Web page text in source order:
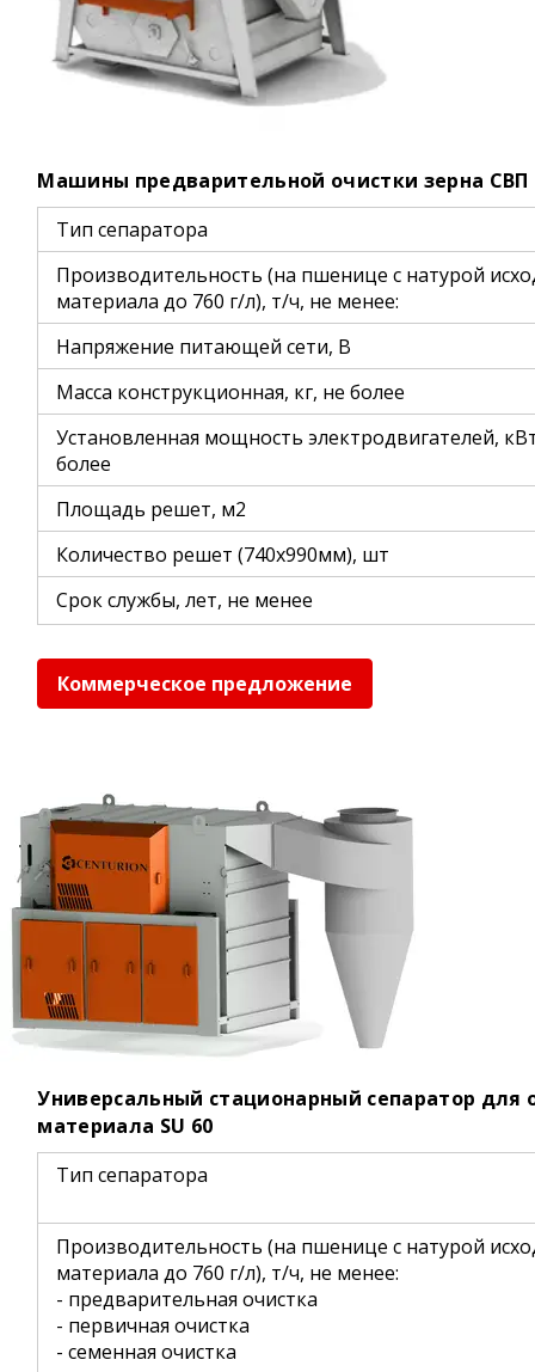
Машины предварительной очистки зерна СВП
Тип сепаратора
Производительность (на пшенице с натурой
материала до 760 г/л), т/ч, не менее:
Напряжение питающей сети, В
Масса конструкционная, кг, не более
Установленная мощность электродвигателей,
более
Площадь решет, м2
Количество решет (740х990мм), шт
Срок службы, лет, не менее
Коммерческое предложение
Универсальный стационарный сепаратор для
материала SU 60
Тип сепаратора
Производительность (на пшенице с натурой
материала до 760 г/л), т/ч, не менее:
- предварительная очистка
- первичная очистка
- семенная очистка